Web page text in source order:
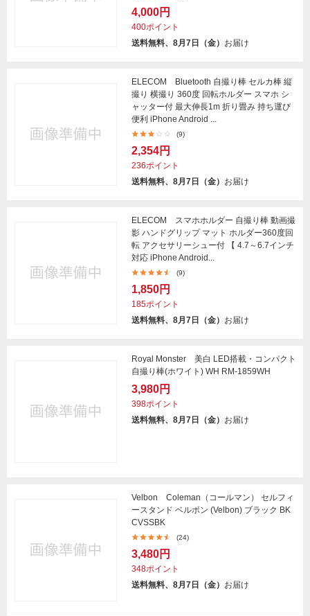
4,000円
400ポイント
送料無料、8月7日（金） お届け
ELECOM Bluetooth 自撮り棒 セルカ棒 縦
撮り 横撮り 360度 回転ホルダー スマホ シ
ャッター付 最大伸長1m 折り畳み 持ち運び
便利 iPhone Android ...
(9)
2,354円
236ポイント
送料無料、8月7日（金） お届け
ELECOM スマホホルダー 自撮り棒 動画撮
影 ハンドグリップ マット ホルダー360度回
転 アクセサリーシュー付 【 4.7～6.7インチ
対応 iPhone Android...
(9)
1,850円
185ポイント
送料無料、8月7日（金） お届け
Royal Monster 美白 LED搭載・コンパクト
自撮り棒(ホワイト) WH RM-1859WH
3,980円
398ポイント
送料無料、8月7日（金） お届け
Velbon Coleman（コールマン） セルフィ
ースタンド ベルボン (Velbon) ブラック BK
CVSSBK
(24)
3,480円
348ポイント
送料無料、8月7日（金） お届け